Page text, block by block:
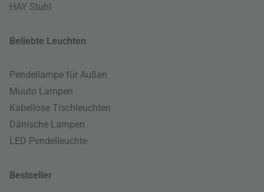
HAY Stuhl
Beliebte Leuchten
Pendellampe für Außen
Muuto Lampen
Kabellose Tischleuchten
Dänische Lampen
LED Pendelleuchte
Bestseller